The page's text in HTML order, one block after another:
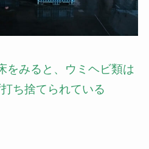
をみると、ウミヘビ類は
ち捨てられている